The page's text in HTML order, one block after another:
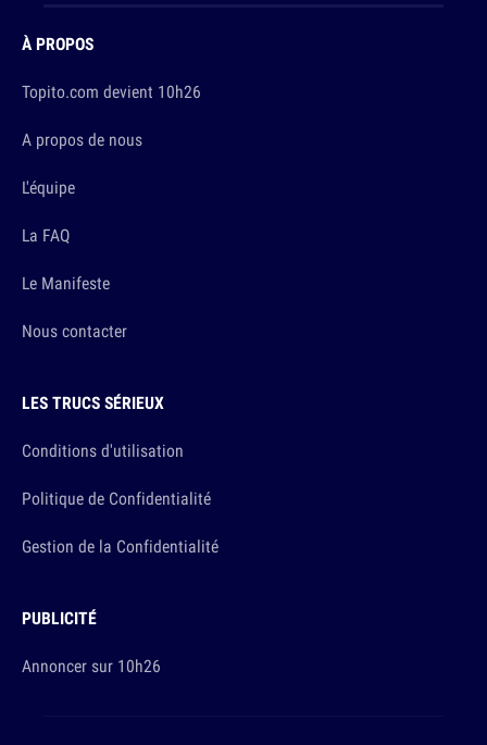
À PROPOS
Topito.com devient 10h26
A propos de nous
L'équipe
La FAQ
Le Manifeste
Nous contacter
LES TRUCS SÉRIEUX
Conditions d'utilisation
Politique de Confidentialité
Gestion de la Confidentialité
PUBLICITÉ
Annoncer sur 10h26